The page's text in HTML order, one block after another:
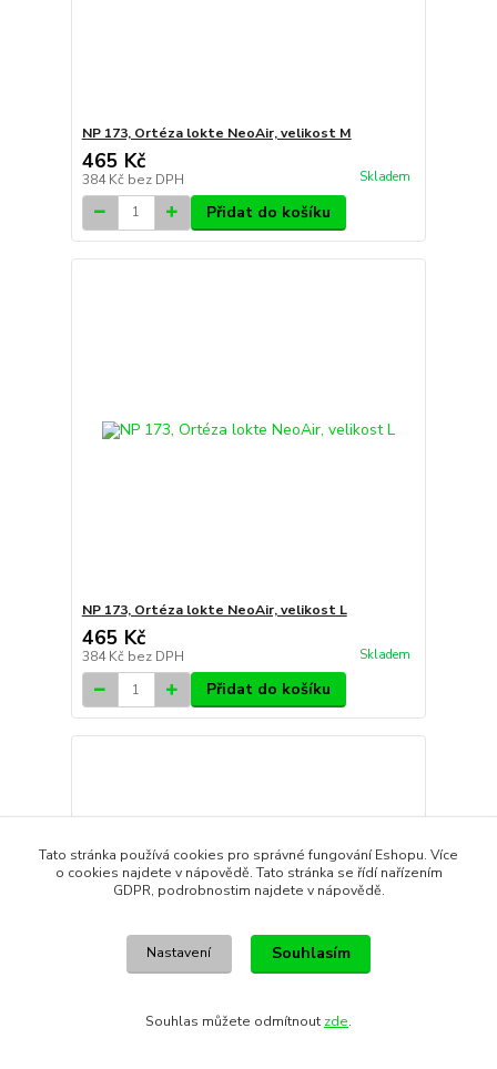
NP 173, Ortéza lokte NeoAir, velikost M
465 Kč
384 Kč bez DPH Skladem
Přidat do košíku
NP 173, Ortéza lokte NeoAir, velikost L
465 Kč
384 Kč bez DPH Skladem
Přidat do košíku
Tato stránka používá cookies pro správné fungování Eshopu. Více
o cookies najdete v nápovědě. Tato stránka se řídí nařízením
GDPR, podrobnostim najdete v nápovědě.
Nastavení Souhlasím
Souhlas můžete odmítnout zde.